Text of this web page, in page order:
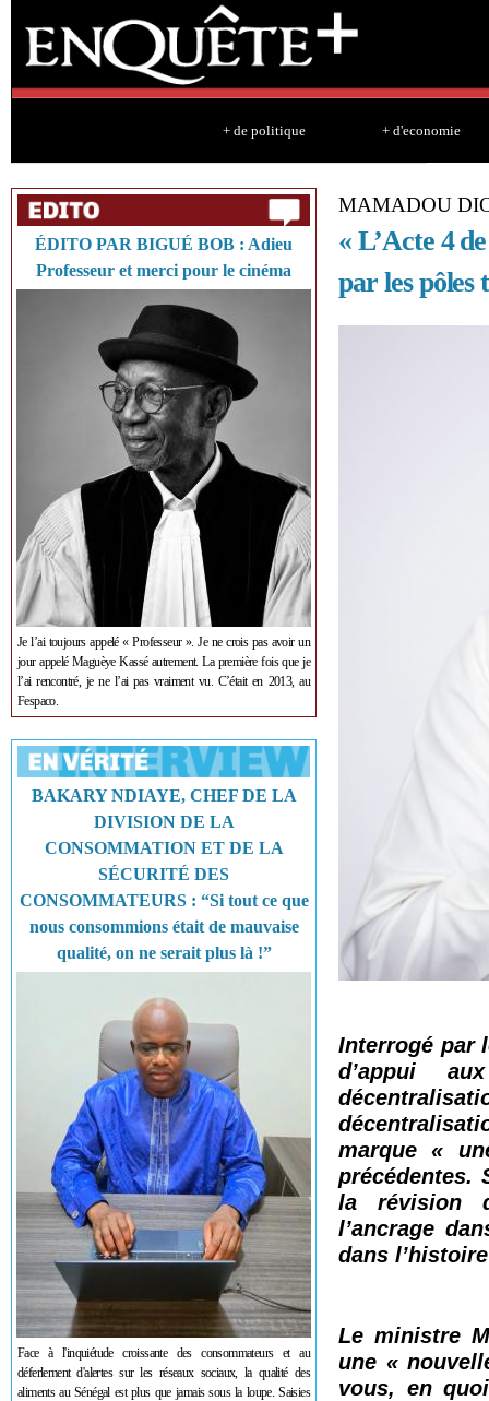
+ de politique + d'economie
ÉDITO PAR BIGUÉ BOB : Adieu
Professeur et merci pour le cinéma
Je l’ai toujours appelé « Professeur ». Je ne crois pas avoir un
jour appelé Maguèye Kassé autrement. La première fois que je
l’ai rencontré, je ne l’ai pas vraiment vu. C’était en 2013, au
Fespaco.
BAKARY NDIAYE, CHEF DE LA
DIVISION DE LA
CONSOMMATION ET DE LA
SÉCURITÉ DES
CONSOMMATEURS : “Si tout ce que
nous consommions était de mauvaise
qualité, on ne serait plus là !”
Face à l'inquiétude croissante des consommateurs et au
déferlement d'alertes sur les réseaux sociaux, la qualité des
aliments au Sénégal est plus que jamais sous la loupe. Saisies
MAMADOU
« L’Acte 4
par les
Interrogé par
d’appui
marque «
précédentes.
la révision
l’ancrage
dans
Le ministre
une «
vous, en